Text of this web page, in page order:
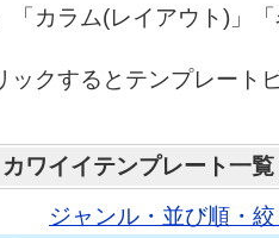
「カラム(レイアウト)」
ックするとテンプレート
カワイイテンプレート一覧
ジャンル・並び順・